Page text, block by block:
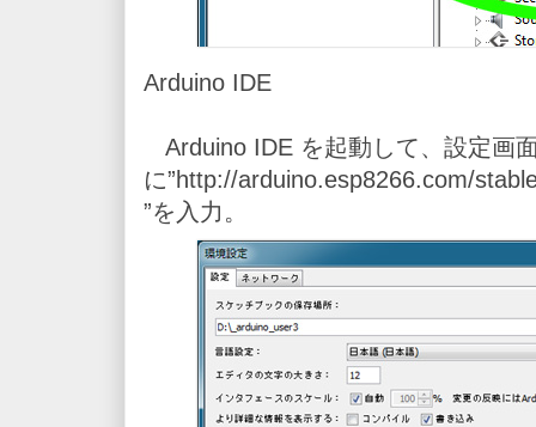
Arduino IDE
Arduino IDE を起動して、設定画
に”http://arduino.esp8266.com/
”を入力。